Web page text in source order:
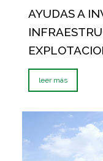
AYUDAS A
leer más